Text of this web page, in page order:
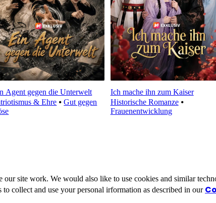
Agent gegen die Unterwelt
& Ehre ⦁Gut gegen
Ich mache ihn zum Kaiser
Historische Romanze⦁
Frauenentwicklung
our site work. We would also like to use cookies and similar
collect and use your personal irformation as described in our